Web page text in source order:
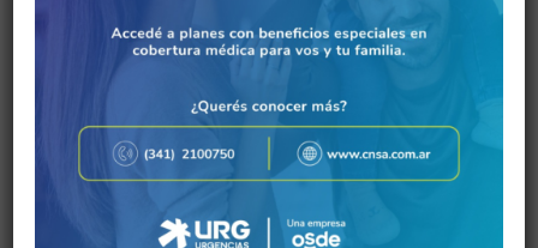
WhatsApp
Buzo Kion de Media
Estación
Pedir por
WhatsApp